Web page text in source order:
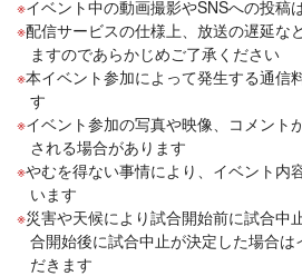
イベント中の動画撮影やSNSへの投稿
配信サービスの仕様上、放送の遅延な
ますのであらかじめご了承ください
本イベント参加によって発生する通信
す
イベント参加の写真や映像、コメント
される場合があります
やむを得ない事情により、イベント内
います
災害や天候により試合開始前に試合中
合開始後に試合中止が決定した場合
だきます